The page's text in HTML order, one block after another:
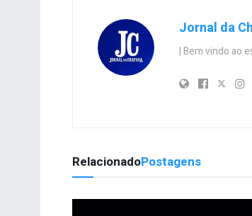
Jornal da
| Bem vindo ao
RelacionadoPostagens